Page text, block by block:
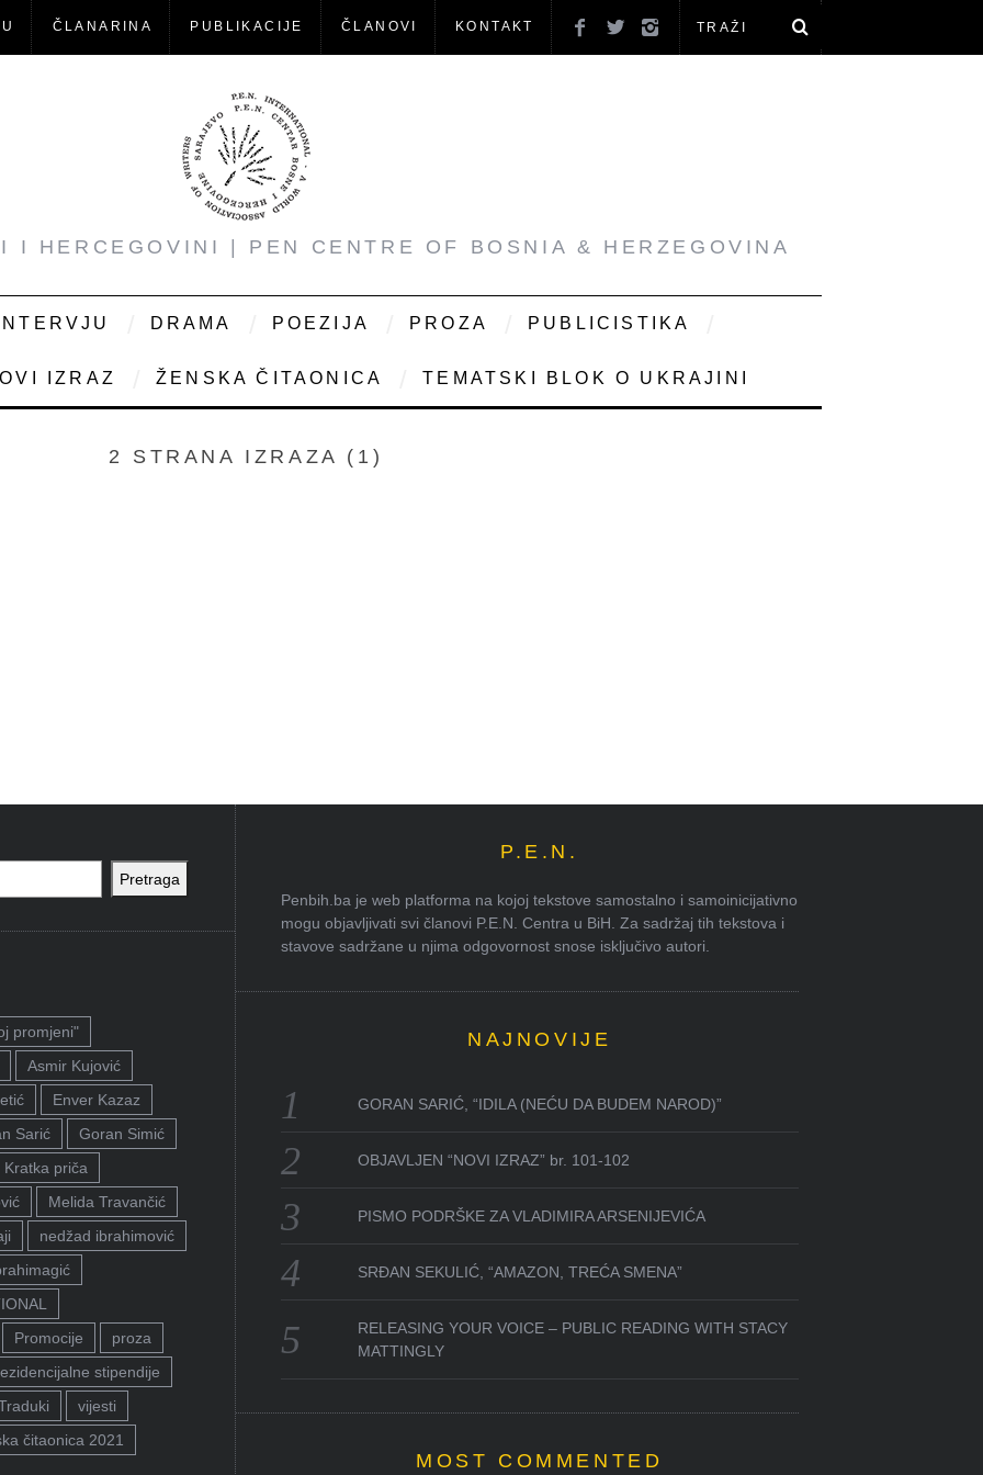
ČLANARINA PUBLIKACIJE ČLANOVI KONTAKT
I HERCEGOVINI | PEN CENTRE OF BOSNIA & HERZEGOVINA
INTERVJU DRAMA POEZIJA PROZA PUBLICISTIKA
IZRAZ ŽENSKA ČITAONICA TEMATSKI BLOK O UKRAJINI
2 STRANA IZRAZA (1)
Pretraga
promjeni"
Asmir Kujović
Enver Kazaz
Sarić
Goran Simić
Kratka priča
Melida Travančić
nedžad ibrahimović
Promocije
proza
stipendije
vijesti
čitaonica 2021
P.E.N.
Penbih.ba je web platforma na kojoj tekstove samostalno i samoinicijativno
mogu objavljivati svi članovi P.E.N. Centra u BiH. Za sadržaj tih tekstova i
stavove sadržane u njima odgovornost snose isključivo autori.
NAJNOVIJE
GORAN SARIĆ, “IDILA (NEĆU DA BUDEM NAROD)”
OBJAVLJEN “NOVI IZRAZ” br. 101-102
PISMO PODRŠKE ZA VLADIMIRA ARSENIJEVIĆA
SRĐAN SEKULIĆ, “AMAZON, TREĆA SMENA”
RELEASING YOUR VOICE – PUBLIC READING WITH STACY
MATTINGLY
MOST COMMENTED